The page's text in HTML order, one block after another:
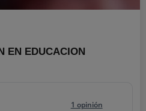
EN EDUCACION
1 opinión